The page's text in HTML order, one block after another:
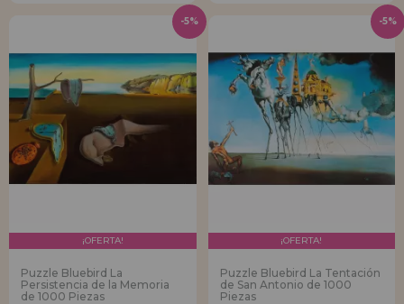
¡OFERTA!
Puzzle Bluebird La
Persistencia de la Memoria
de 1000 Piezas
-5%
¡OFERTA!
Puzzle Bluebird La Tentación
de San Antonio de 1000
Piezas
-5%